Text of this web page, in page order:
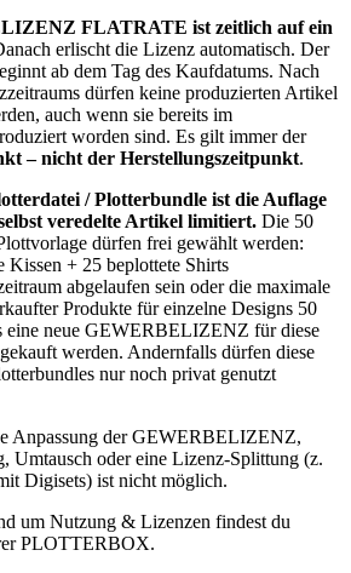
FLATRATE ist zeitlich auf ein
erlischt die Lizenz automatisch. Der
ab dem Tag des Kaufdatums. Nach
dürfen keine produzierten Artikel
auch wenn sie bereits im
worden sind. Es gilt immer der
– nicht der Herstellungszeitpunkt.
/ Plotterbundle ist die Auflage
veredelte Artikel limitiert. Die 50
dürfen frei gewählt werden:
Kissen + 25 beplottete Shirts
abgelaufen sein oder die maximale
Produkte für einzelne Designs 50
eine neue GEWERBELIZENZ für diese
werden. Andernfalls dürfen diese
nur noch privat genutzt
Anpassung der GEWERBELIZENZ,
Umtausch oder eine Lizenz-Splittung (z.
Digisets) ist nicht möglich.
um Nutzung & Lizenzen findest du
PLOTTERBOX.